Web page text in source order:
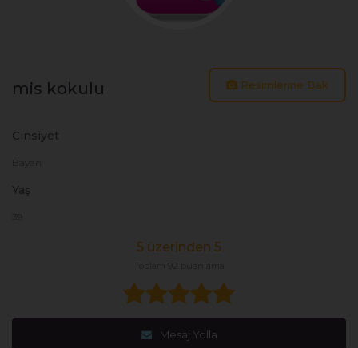
mis kokulu Resimlerine Bak
Cinsiyet
Yaş
5 üzerinden 5
Toplam 92 puanlama
Mesaj Yolla